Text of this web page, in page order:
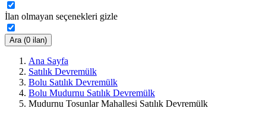
İlan olmayan seçenekleri gizle
Ara (0 ilan)
Ana Sayfa
Satılık Devremülk
Bolu Satılık Devremülk
Bolu Mudurnu Satılık Devremülk
Mudurnu Tosunlar Mahallesi Satılık Devremülk